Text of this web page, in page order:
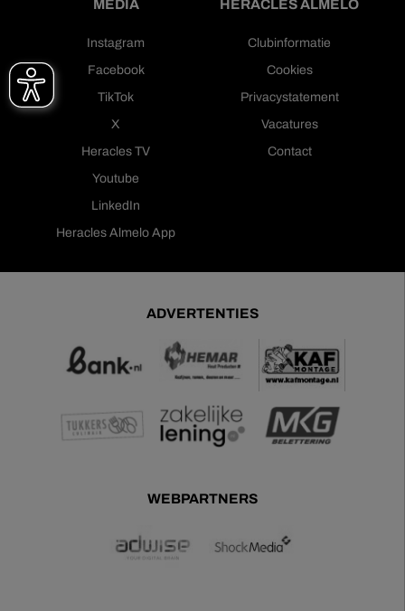
MEDIA
Instagram
Facebook
TikTok
X
Heracles TV
Youtube
LinkedIn
Heracles Almelo App
HERACLES ALMELO
Clubinformatie
Cookies
Privacystatement
Vacatures
Contact
ADVERTENTIES
WEBPARTNERS